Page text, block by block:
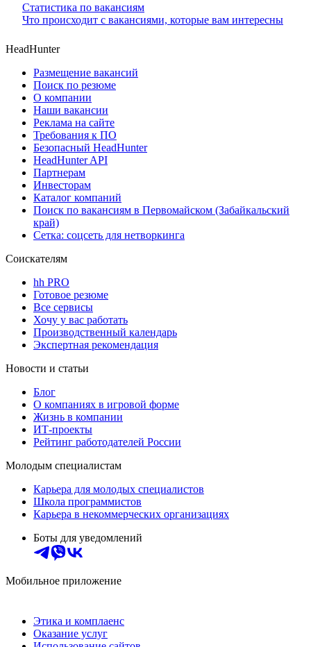
Статистика по вакансиям
Что происходит с вакансиями, которые вам интересны
HeadHunter
Размещение вакансий
Поиск по резюме
О компании
Наши вакансии
Реклама на сайте
Требования к ПО
Безопасный HeadHunter
HeadHunter API
Партнерам
Инвесторам
Каталог компаний
Поиск по вакансиям в Первомайском (Забайкальский
край)
Сетка: соцсеть для нетворкинга
Соискателям
hh PRO
Готовое резюме
Все сервисы
Хочу у вас работать
Производственный календарь
Экспертная рекомендация
Новости и статьи
Блог
О компаниях в игровой форме
Жизнь в компании
ИТ-проекты
Рейтинг работодателей России
Молодым специалистам
Карьера для молодых специалистов
Школа программистов
Карьера в некоммерческих организациях
Боты для уведомлений
Мобильное приложение
Этика и комплаенс
Оказание услуг